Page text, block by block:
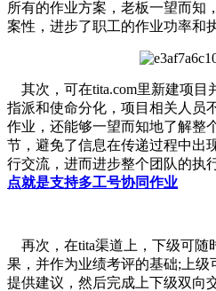
所有的作业方案，老板一望而知
案性，进步了职工的作业功率和
其次，可在tita.com里新建项目
指派和使命分化，项目相关人员
作业，还能够一望而知地了解整
节，避免了信息在传递过程中出
行交流，进而进步整个团队的执
点就是支持多工号协同作业
再次，在tita渠道上，下级可随
果，并作为业绩考评的基础;上
提供建议，然后完成上下级双向